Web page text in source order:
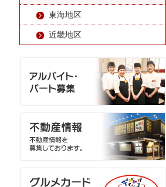
東海地区
近畿地区